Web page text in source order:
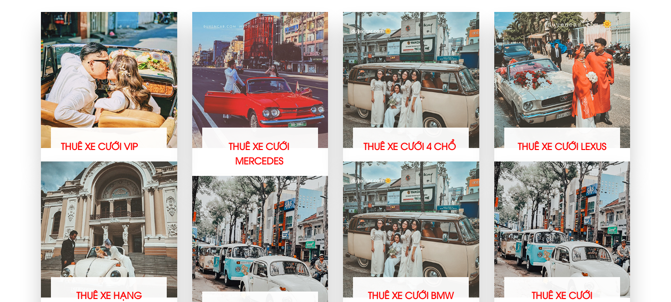
THUÊ XE CƯỚI VIP
THUÊ XE HẠNG
THUÊ XE CƯỚI
MERCEDES
THUÊ XE CƯỚI 4 CHỔ
THUÊ XE CƯỚI BMW
THUÊ XE CƯỚI LEXUS
THUÊ XE CƯỚI